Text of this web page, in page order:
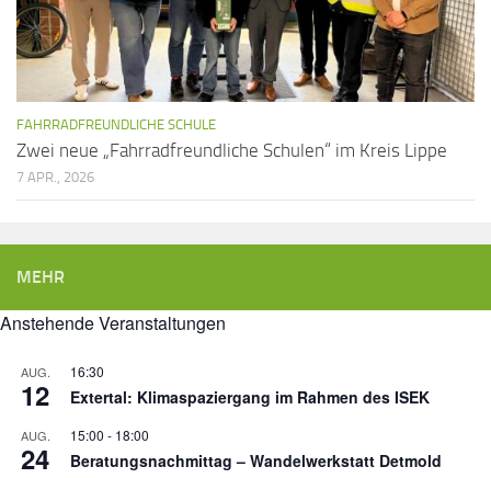
FAHRRADFREUNDLICHE SCHULE
Zwei neue „Fahrradfreundliche Schulen“ im Kreis Lippe
7 APR., 2026
MEHR
Anstehende Veranstaltungen
AUG.
12
16:30
Extertal: Klimaspaziergang im Rahmen des ISEK
AUG.
24
15:00 - 18:00
Beratungsnachmittag – Wandelwerkstatt Detmold